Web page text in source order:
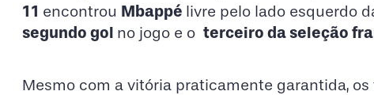
11 encontrou Mbappé livre pelo lado esquerdo
segundo gol no jogo e o terceiro da seleção
Mesmo com a vitória praticamente garantida,